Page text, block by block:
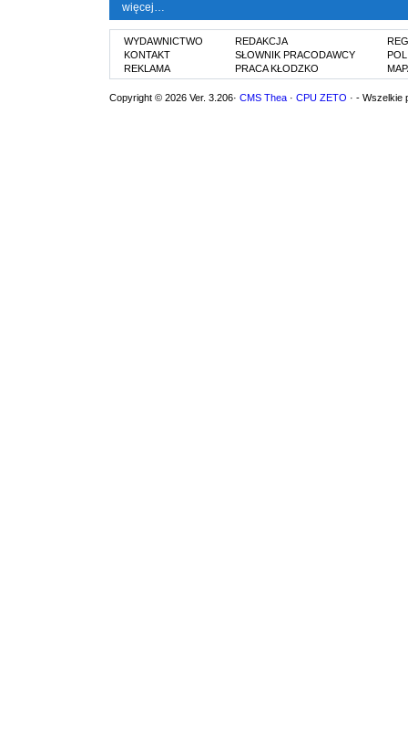
więcej…
WYDAWNICTWO
KONTAKT
REKLAMA
REDAKCJA
SŁOWNIK PRACODAWCY
PRACA KŁODZKO
Copyright © 2026 Ver. 3.206· CMS Thea · CPU ZETO · - Wszelkie